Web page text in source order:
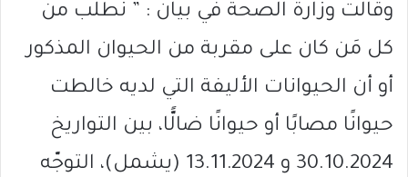
وقالت وزارة الصحة في بيان : ” نطلب من
كل مَن كان على مقربة من الحيوان المذكور
أو أن الحيوانات الأليفة التي لديه خالطت
حيوانًا مصابًا أو حيوانًا ضالًّا، بين التواريخ
30.10.2024 و 13.11.2024 (يشمل)، التوجّه